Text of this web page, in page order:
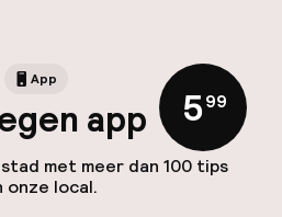
App
app
met meer dan 100 tips
onze local.
5,99